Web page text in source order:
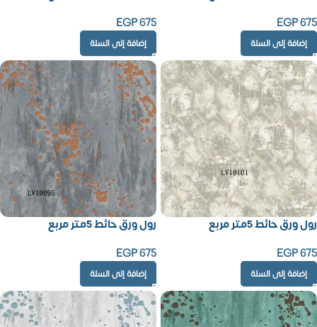
EGP675
إضافة إلى السلة
EGP675
إضافة إلى السلة
رول ورق حائط 5متر مربع
EGP675
إضافة إلى السلة
رول ورق حائط 5متر مربع
EGP675
إضافة إلى السلة